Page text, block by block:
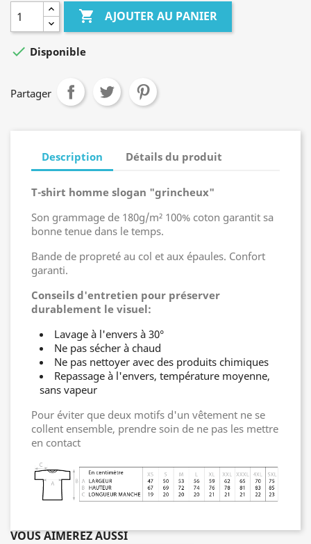
 AJOUTER AU PANIER
 Disponible
Partager
Description Détails du produit
T-shirt homme slogan "grincheux"
Son grammage de 180g/m² 100% coton garantit sa
bonne tenue dans le temps.
Bande de propreté au col et aux épaules. Confort
garanti.
Conseils d'entretien pour préserver
durablement le visuel:
Lavage à l'envers à 30°
Ne pas sécher à chaud
Ne pas nettoyer avec des produits chimiques
Repassage à l'envers, température moyenne,
sans vapeur
Pour éviter que deux motifs d'un vêtement ne se
collent ensemble, prendre soin de ne pas les mettre
en contact
VOUS AIMEREZ AUSSI